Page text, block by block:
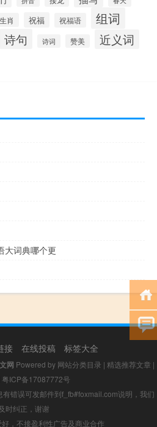
生肖 祝福 祝福语 组词
诗句 诗词 赞美 近义词
大词典哪个更
接 在线投稿 标签大全
网 Powered by 网站分类目录 | 精选推荐文章 |
粤ICP备17087772号
错误可发邮件到f_fb#foxmail.com说明，我们
时纠正，谢谢
，不接盈利性广告及商业合作